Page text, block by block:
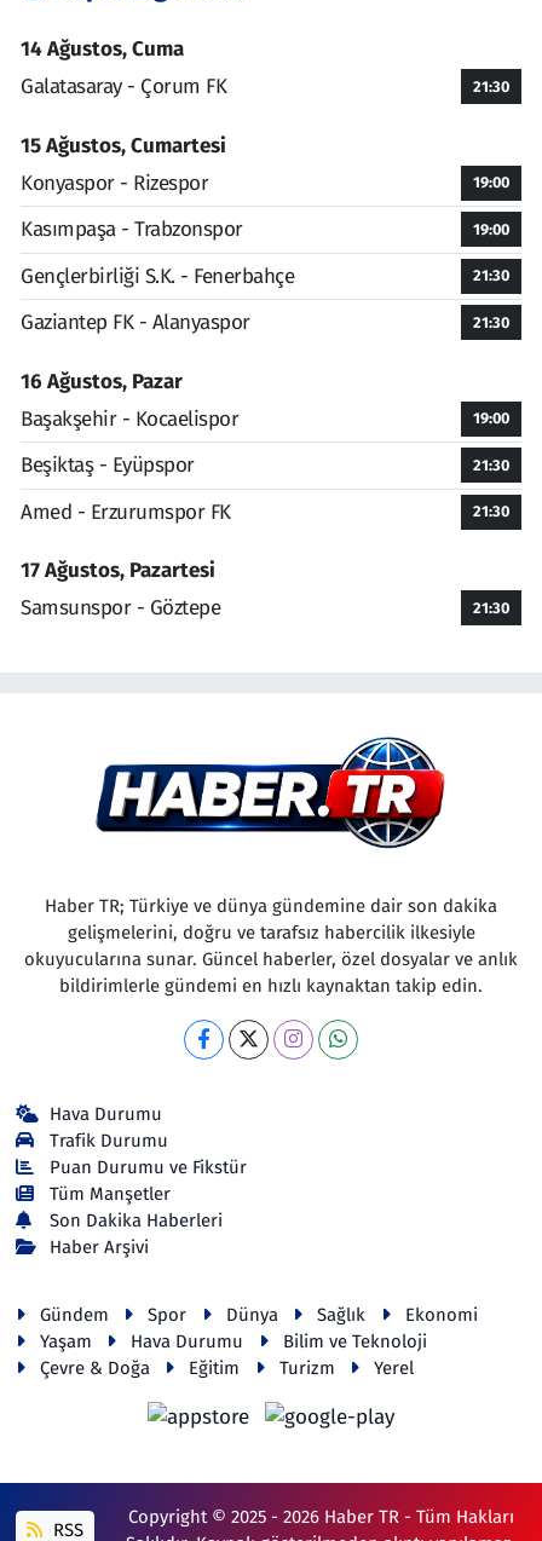
14 Ağustos, Cuma
Galatasaray - Çorum FK
21:30
15 Ağustos, Cumartesi
Konyaspor - Rizespor
19:00
Kasımpaşa - Trabzonspor 19:00
Gençlerbirliği S.K. - Fenerbahçe 21:30
Gaziantep FK - Alanyaspor 21:30
16 Ağustos, Pazar
Başakşehir - Kocaelispor
19:00
Beşiktaş - Eyüpspor 21:30
Amed - Erzurumspor FK 21:30
17 Ağustos, Pazartesi
Samsunspor - Göztepe
21:30
Haber TR; Türkiye ve dünya gündemine dair son dakika
gelişmelerini, doğru ve tarafsız habercilik ilkesiyle
okuyucularına sunar. Güncel haberler, özel dosyalar ve anlık
bildirimlerle gündemi en hızlı kaynaktan takip edin.
Hava Durumu
Trafik Durumu
Puan Durumu ve Fikstür
Tüm Manşetler
Son Dakika Haberleri
Haber Arşivi
Gündem Spor Dünya Sağlık
Ekonomi
Yaşam
Hava Durumu
Bilim ve Teknoloji
Çevre & Doğa
Eğitim Turizm Yerel
RSS
Copyright © 2025 - 2026 Haber TR - Tüm Hakları